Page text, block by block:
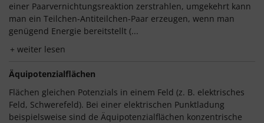
einer Paarvernichtungsreaktion zerstrahlen, umgekehrt kann
man ein Teilchen-Antiteilchen-Paar erzeugen, wenn man
genügend Energie bereitstellt (...
weiter lesen
Äquipotenzialflächen
Flächen gleichen Potenzials in einem Feld (z. B. elektrisches
Feld, Schwerefeld). Bei einer elektrischen Punktladung
beispielsweise sind de Äquipotenzialflächen konzentrische